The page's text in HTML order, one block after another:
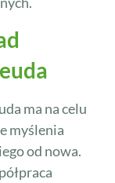
ma na celu
myślenia
od nowa.